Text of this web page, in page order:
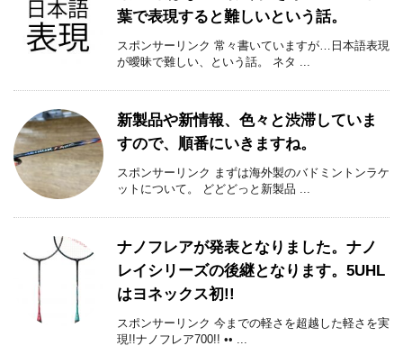
葉で表現すると難しいという話。
スポンサーリンク 常々書いていますが…日本語表現
が曖昧で難しい、という話。 ネタ ...
新製品や新情報、色々と渋滞していま
すので、順番にいきますね。
スポンサーリンク まずは海外製のバドミントンラケ
ットについて。 どどどっと新製品 ...
ナノフレアが発表となりました。ナノ
レイシリーズの後継となります。5UHL
はヨネックス初!!
スポンサーリンク 今までの軽さを超越した軽さを実
現!!ナノフレア700!! •• ...